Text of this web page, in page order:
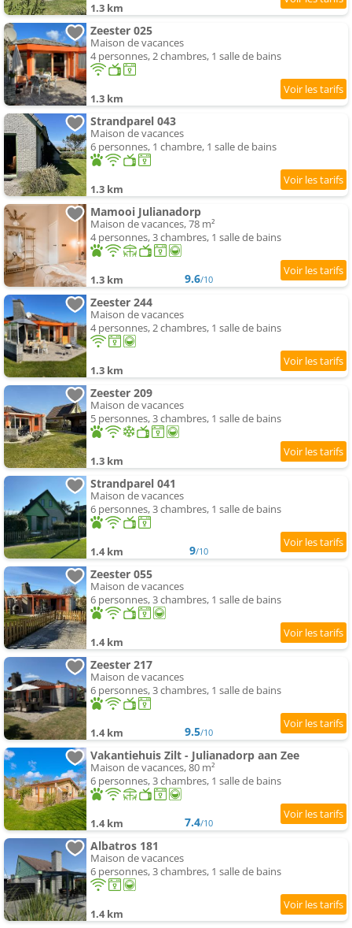
1.3 km
Zeester 025
Maison de vacances
4 personnes, 2 chambres, 1 salle de bains
1.3 km
Strandparel 043
Maison de vacances
6 personnes, 1 chambre, 1 salle de bains
1.3 km
Mamooi Julianadorp
Maison de vacances, 78 m²
4 personnes, 3 chambres, 1 salle de bains
1.3 km 9.6/10
Zeester 244
Maison de vacances
4 personnes, 2 chambres, 1 salle de bains
1.3 km
Zeester 209
Maison de vacances
5 personnes, 3 chambres, 1 salle de bains
1.3 km
Strandparel 041
Maison de vacances
6 personnes, 3 chambres, 1 salle de bains
1.4 km 9/10
Zeester 055
Maison de vacances
6 personnes, 3 chambres, 1 salle de bains
1.4 km
Zeester 217
Maison de vacances
6 personnes, 3 chambres, 1 salle de bains
1.4 km 9.5/10
Vakantiehuis Zilt - Julianadorp aan Zee
Maison de vacances, 80 m²
6 personnes, 3 chambres, 1 salle de bains
1.4 km 7.4/10
Albatros 181
Maison de vacances
6 personnes, 3 chambres, 1 salle de bains
1.4 km